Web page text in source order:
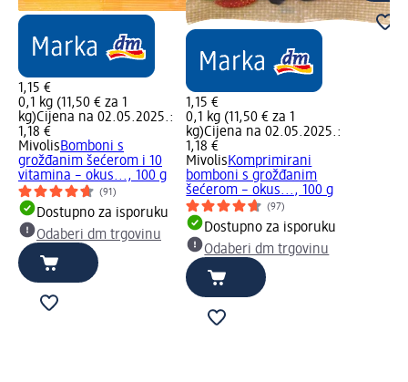
1,15 €
0,1 kg (11,50 € za 1
kg)Cijena na 02.05.2025.:
1,18 €
MivolisBomboni s
grožđanim šećerom i 10
vitamina – okus..., 100 g
(91)
Dostupno za isporuku
Odaberi dm trgovinu
1,15 €
0,1 kg (11,50 € za 1
kg)Cijena na 02.05.2025.:
1,18 €
MivolisKomprimirani
bomboni s grožđanim
šećerom – okus..., 100 g
(97)
Dostupno za isporuku
Odaberi dm trgovinu